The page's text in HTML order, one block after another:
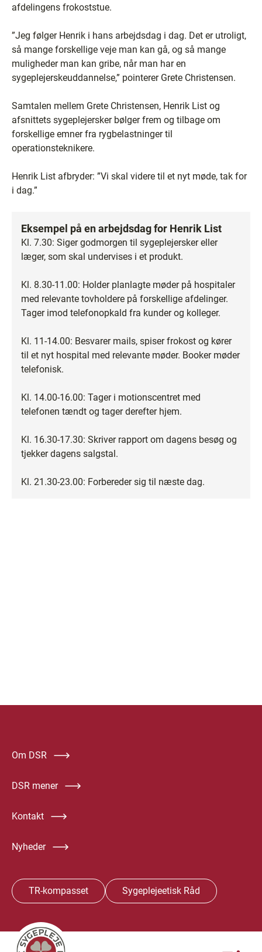
afdelingens frokoststue.
”Jeg følger Henrik i hans arbejdsdag i dag. Det er utroligt,
så mange forskellige veje man kan gå, og så mange
muligheder man kan gribe, når man har en
sygeplejerskeuddannelse,” pointerer Grete Christensen.
Samtalen mellem Grete Christensen, Henrik List og
afsnittets sygeplejersker bølger frem og tilbage om
forskellige emner fra rygbelastninger til
operationsteknikere.
Henrik List afbryder: ”Vi skal videre til et nyt møde, tak for
i dag.”
Eksempel på en arbejdsdag for Henrik List
Kl. 7.30: Siger godmorgen til sygeplejersker eller
læger, som skal undervises i et produkt.
Kl. 8.30-11.00: Holder planlagte møder på hospitaler
med relevante tovholdere på forskellige afdelinger.
Tager imod telefonopkald fra kunder og kolleger.
Kl. 11-14.00: Besvarer mails, spiser frokost og kører
til et nyt hospital med relevante møder. Booker møder
telefonisk.
Kl. 14.00-16.00: Tager i motionscentret med
telefonen tændt og tager derefter hjem.
Kl. 16.30-17.30: Skriver rapport om dagens besøg og
tjekker dagens salgstal.
Kl. 21.30-23.00: Forbereder sig til næste dag.
Om DSR
DSR mener
Kontakt
Nyheder
TR-kompasset Sygeplejeetisk Råd